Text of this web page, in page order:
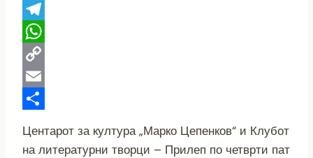
Viber
Telegram
WhatsApp
Copy
Link
Email
Центарот за култура „Марко Цепенков“ и Клубот
на литературни творци – Прилеп по четврти пат